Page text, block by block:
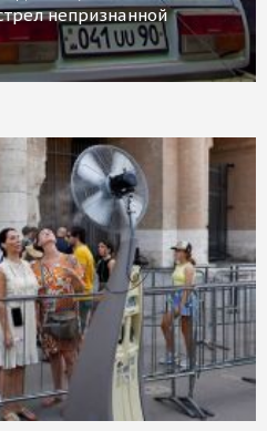
непризнанной